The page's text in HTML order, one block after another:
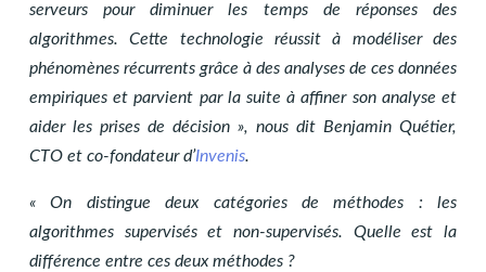
serveurs pour diminuer les temps de réponses des
algorithmes. Cette technologie réussit à modéliser des
phénomènes récurrents grâce à des analyses de ces données
empiriques et parvient par la suite à affiner son analyse et
aider les prises de décision », nous dit Benjamin Quétier,
CTO et co-fondateur d’Invenis.
« On distingue deux catégories de méthodes : les
algorithmes supervisés et non-supervisés. Quelle est la
différence entre ces deux méthodes ?